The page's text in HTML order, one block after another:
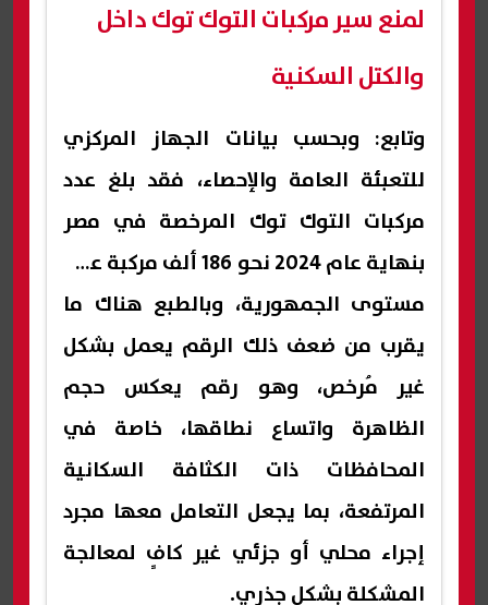
لمنع سير مركبات التوك توك داخل
والكتل السكنية
وتابع: وبحسب بيانات الجهاز المركزي
للتعبئة العامة والإحصاء، فقد بلغ عدد
مركبات التوك توك المرخصة في مصر
بنهاية عام 2024 نحو 186 ألف مركبة على
مستوى الجمهورية، وبالطبع هناك ما
يقرب من ضعف ذلك الرقم يعمل بشكل
غير مُرخص، وهو رقم يعكس حجم
الظاهرة واتساع نطاقها، خاصة في
المحافظات ذات الكثافة السكانية
المرتفعة، بما يجعل التعامل معها مجرد
إجراء محلي أو جزئي غير كافٍ لمعالجة
المشكلة بشكل جذري.